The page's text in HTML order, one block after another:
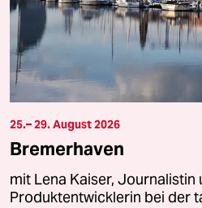
25.– 29. August 2026
Bremerhaven
mit Lena Kaiser, Journalistin
Produktentwicklerin bei der